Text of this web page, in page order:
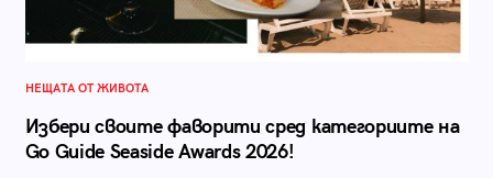
НЕЩАТА ОТ ЖИВОТА
Избери своите фаворити сред категориите на
Go Guide Seaside Awards 2026!